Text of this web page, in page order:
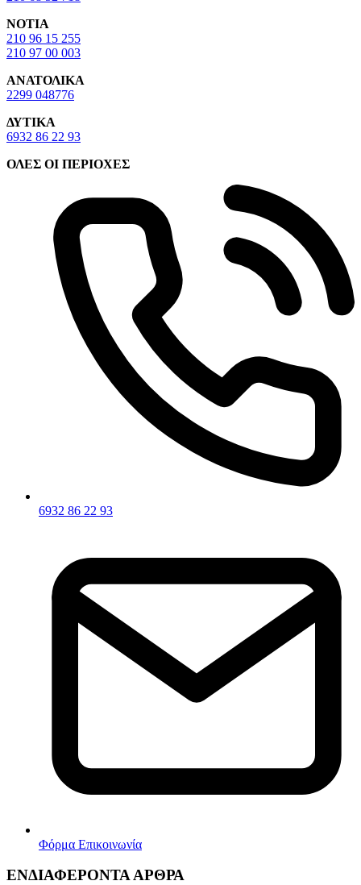
ΝΟΤΙΑ
210 96 15 255
210 97 00 003
ΑΝΑΤΟΛΙΚΑ
2299 048776
ΔΥΤΙΚΑ
6932 86 22 93
ΟΛΕΣ ΟΙ ΠΕΡΙΟΧΕΣ
6932 86 22 93
Φόρμα Επικοινωνία
ΕΝΔΙΑΦΕΡΟΝΤΑ ΑΡΘΡΑ